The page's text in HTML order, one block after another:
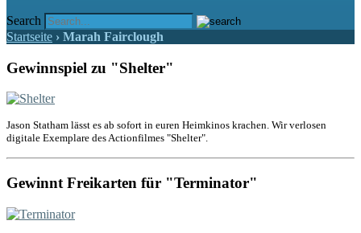
Search
Startseite › Marah Fairclough
Gewinnspiel zu "Shelter"
Jason Statham lässt es ab sofort in euren Heimkinos krachen. Wir verlosen
digitale Exemplare des Actionfilmes "Shelter".
Gewinnt Freikarten für "Terminator"